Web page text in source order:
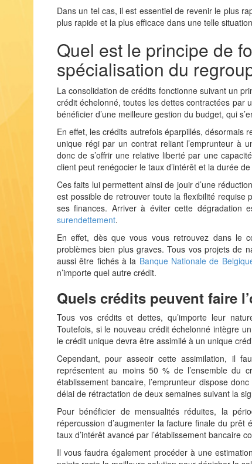
Dans un tel cas, il est essentiel de revenir le plus
plus rapide et la plus efficace dans une telle
Quel est le principe de
spécialisation du
La consolidation de crédits fonctionne suivant un
crédit échelonné, toutes les dettes contractées par
bénéficier d’une meilleure gestion du budget, qui
En effet, les crédits autrefois éparpillés, désormais
unique régi par un contrat reliant l’emprunteur à
donc de s’offrir une relative liberté par une
client peut renégocier le taux d’intérêt et la durée
Ces faits lui permettent ainsi de jouir d’une
est possible de retrouver toute la flexibilité requise
ses finances. Arriver à éviter cette dégradation
surendettement.
En effet, dès que vous vous retrouvez dans le
problèmes bien plus graves. Tous vos projets de
aussi être fichés à la Banque Nationale de
n’importe quel autre crédit.
Quels crédits peuvent faire
Tous vos crédits et dettes, qu’importe leur
Toutefois, si le nouveau crédit échelonné intègre
le crédit unique devra être assimilé à un unique
Cependant, pour asseoir cette assimilation, il
représentent au moins 50 % de l’ensemble du
établissement bancaire, l’emprunteur dispose
délai de rétractation de deux semaines suivant la
Pour bénéficier de mensualités réduites, la
répercussion d’augmenter la facture finale du
taux d’intérêt avancé par l’établissement bancaire
Il vous faudra également procéder à une